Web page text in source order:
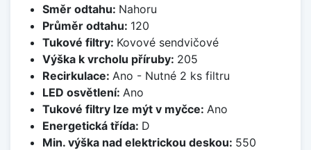
Směr odtahu: Nahoru
Průměr odtahu: 120
Tukové filtry: Kovové sendvičové
Výška k vrcholu příruby: 205
Recirkulace: Ano - Nutné 2 ks filtru
LED osvětlení: Ano
Tukové filtry lze mýt v myčce: Ano
Energetická třída: D
Min. výška nad elektrickou deskou: 550